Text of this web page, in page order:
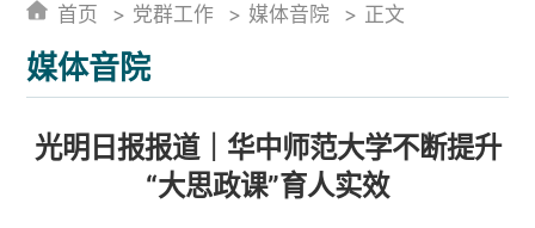
媒体音院
首页 党群工作 媒体音院 正文
光明日报报道｜华中师范大学不断提升
“大思政课”育人实效